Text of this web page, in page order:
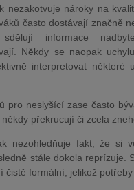
nezakotvuje nároky na
často dostávají značně
informace
Někdy se naopak
interpretovat
pro neslyšící zase často
překrucují či zcela
nezohledňuje fakt, že si
stále dokola reprízuje.
čistě formální, jelikož